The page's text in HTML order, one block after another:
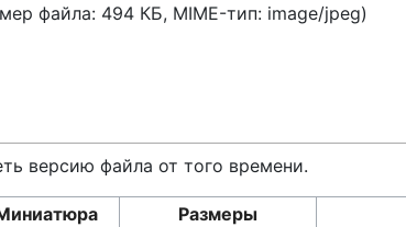
файла: 494 КБ, MIME-тип: image/jpeg)
версию файла от того времени.
Размеры